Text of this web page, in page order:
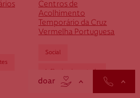
Lamego
Manuel Pintado, n.º 15 R/C -
doar
Centros de
Acolhimento
Temporário da Cruz
Vermelha Portuguesa
Social
Infância e juventude